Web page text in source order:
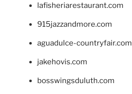
lafisheriarestaurant.com
915jazzandmore.com
aguadulce-countryfair.com
jakehovis.com
bosswingsduluth.com